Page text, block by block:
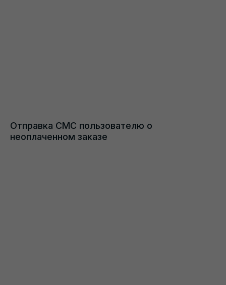
Отправка СМС пользователю о
неоплаченном заказе